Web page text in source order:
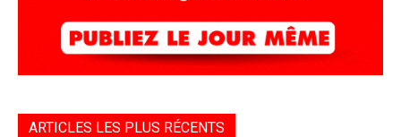
ARTICLES LES PLUS RÉCENTS